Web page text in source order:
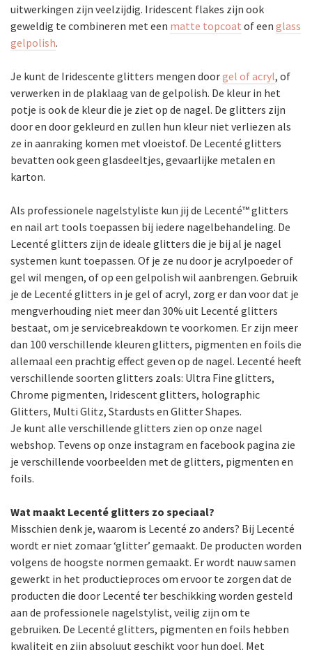
uitwerkingen zijn veelzijdig. Iridescent flakes zijn ook
geweldig te combineren met een matte topcoat of een glass
gelpolish.
Je kunt de Iridescente glitters mengen doorgel of acryl, of
verwerken in de plaklaag van de gelpolish. De kleur in het
potje is ook de kleur die je ziet op de nagel. De glitters zijn
door en door gekleurd en zullen hun kleur niet verliezen als
ze in aanraking komen met vloeistof. De Lecenté glitters
bevatten ook geen glasdeeltjes, gevaarlijke metalen en
karton.
Als professionele nagelstyliste kun jij de Lecenté™ glitters
en nail art tools toepassen bij iedere nagelbehandeling. De
Lecenté glitters zijn de ideale glitters die je bij al je nagel
systemen kunt toepassen. Of je ze nu door je acrylpoeder of
gel wil mengen, of op een gelpolish wil aanbrengen. Gebruik
je de Lecenté glitters in je gel of acryl, zorg er dan voor dat je
mengverhouding niet meer dan 30% uit Lecenté glitters
bestaat, om je servicebreakdown te voorkomen. Er zijn meer
dan 100 verschillende kleuren glitters, pigmenten en foils die
allemaal een prachtig effect geven op de nagel. Lecenté heeft
verschillende soorten glitters zoals: Ultra Fine glitters,
Chrome pigmenten, Iridescent glitters, holographic
Glitters, Multi Glitz, Stardusts en Glitter Shapes.
Je kunt alle verschillende glitters zien op onze nagel
webshop. Tevens op onze instagram en facebook pagina zie
je verschillende voorbeelden met de glitters, pigmenten en
foils.
Wat maakt Lecenté glitters zo speciaal?
Misschien denk je, waarom is Lecenté zo anders? Bij Lecenté
wordt er niet zomaar ‘glitter’ gemaakt. De producten worden
volgens de hoogste normen gemaakt. Er wordt nauw samen
gewerkt in het productieproces om ervoor te zorgen dat de
producten die door Lecenté ter beschikking worden gesteld
aan de professionele nagelstylist, veilig zijn om te
gebruiken. De Lecenté glitters, pigmenten en foils hebben
kwaliteit en zijn absoluut geschikt voor hun doel. Met